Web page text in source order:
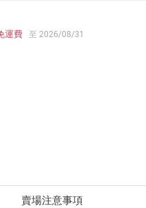
運費 至 2026/08/31
賣場注意事項